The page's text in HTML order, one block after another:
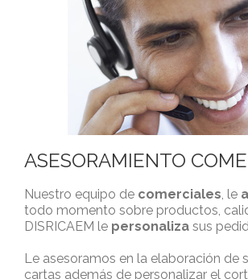
ASESORAMIENTO
Nuestro equipo de comerciales, le
todo momento sobre productos,
DISRICAEM le personaliza sus
Le asesoramos en la elaboración de
cartas además de personalizar el